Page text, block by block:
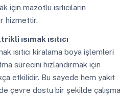
için mazotlu ısıtıcıların
hizmettir.
ısımak ısıtıcı
ısıtıcı kiralama boya işlemleri
sürecini hızlandırmak için
etkilidir. Bu sayede hem yakıt
çevre dostu bir şekilde çalışma